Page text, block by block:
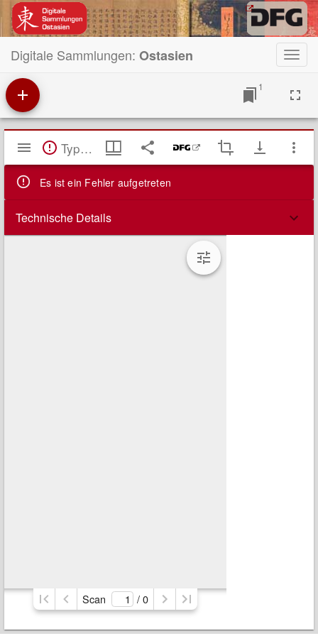
Digitale Sammlungen: Ostasien
1
Mirador
Viewer TypeError: Failed to fetch
Es ist ein Fehler aufgetreten
Technische Details
Scan / 0